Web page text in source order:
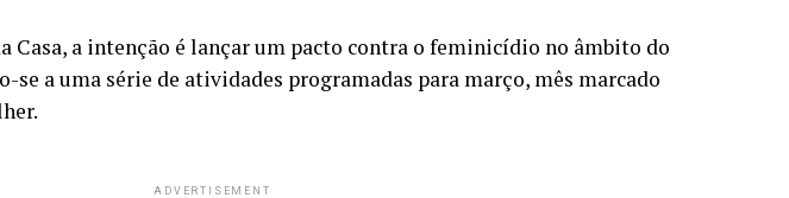
Casa, a intenção é lançar um pacto contra o feminicídio no âmbito do
a uma série de atividades programadas para março, mês marcado
ADVERTISEMENT